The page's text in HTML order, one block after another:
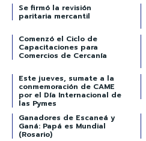
Se firmó la revisión
paritaria mercantil
Comenzó el Ciclo de
Capacitaciones para
Comercios de Cercanía
Este jueves, sumate a la
conmemoración de CAME
por el Día Internacional de
las Pymes
Ganadores de Escaneá y
Ganá: Papá es Mundial
(Rosario)